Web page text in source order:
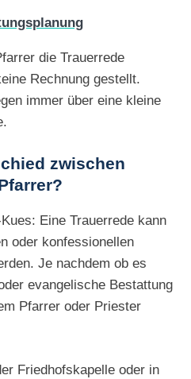
die Trauerrede
Rechnung gestellt.
immer über eine kleine
zwischen
Eine Trauerrede kann
oder konfessionellen
Je nachdem ob es
evangelische Bestattung
Pfarrer oder Priester
Friedhofskapelle oder in